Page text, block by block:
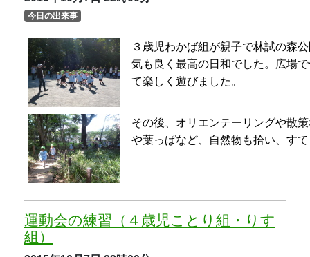
運動会の練習（４歳児ことり組・りす
組）
2015年10月7日22時00分
今日の出来事
かけっこの練習を毎日しています。
ラインの間をまっすぐに走るのは
温かい声援をお願いします。